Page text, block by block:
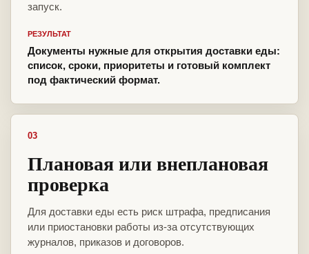
запуск.
РЕЗУЛЬТАТ
Документы нужные для открытия доставки еды:
список, сроки, приоритеты и готовый комплект
под фактический формат.
03
Плановая или внеплановая
проверка
Для доставки еды есть риск штрафа, предписания
или приостановки работы из-за отсутствующих
журналов, приказов и договоров.